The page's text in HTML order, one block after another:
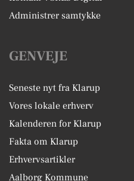
Administrer samtykke
GENVEJE
Seneste nyt fra Klarup
Vores lokale erhverv
Kalenderen for Klarup
Fakta om Klarup
Erhvervsartikler
Aalborg Kommune